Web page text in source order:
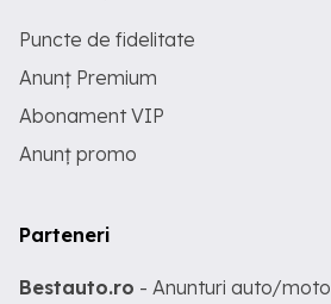
Puncte de fidelitate
Anunț Premium
Abonament VIP
Anunț promo
Parteneri
Bestauto.ro - Anunturi auto/moto